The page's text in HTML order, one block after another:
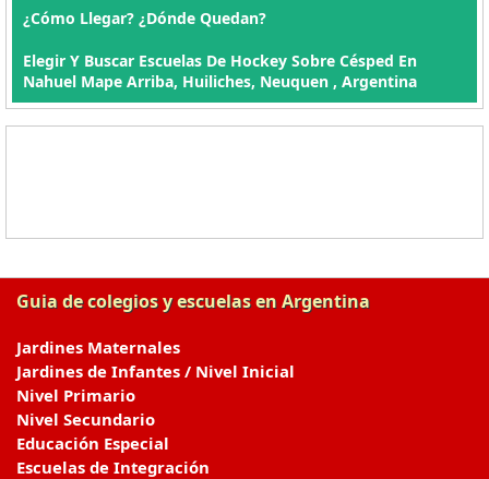
¿Cómo Llegar? ¿Dónde Quedan?
Elegir Y Buscar Escuelas De Hockey Sobre Césped En
Nahuel Mape Arriba, Huiliches, Neuquen , Argentina
Guia de colegios y escuelas en Argentina
Jardines Maternales
Jardines de Infantes / Nivel Inicial
Nivel Primario
Nivel Secundario
Educación Especial
Escuelas de Integración